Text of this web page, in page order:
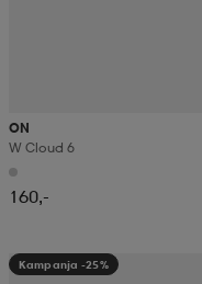
ON
W Cloud 6
160,-
Kampanja -25%